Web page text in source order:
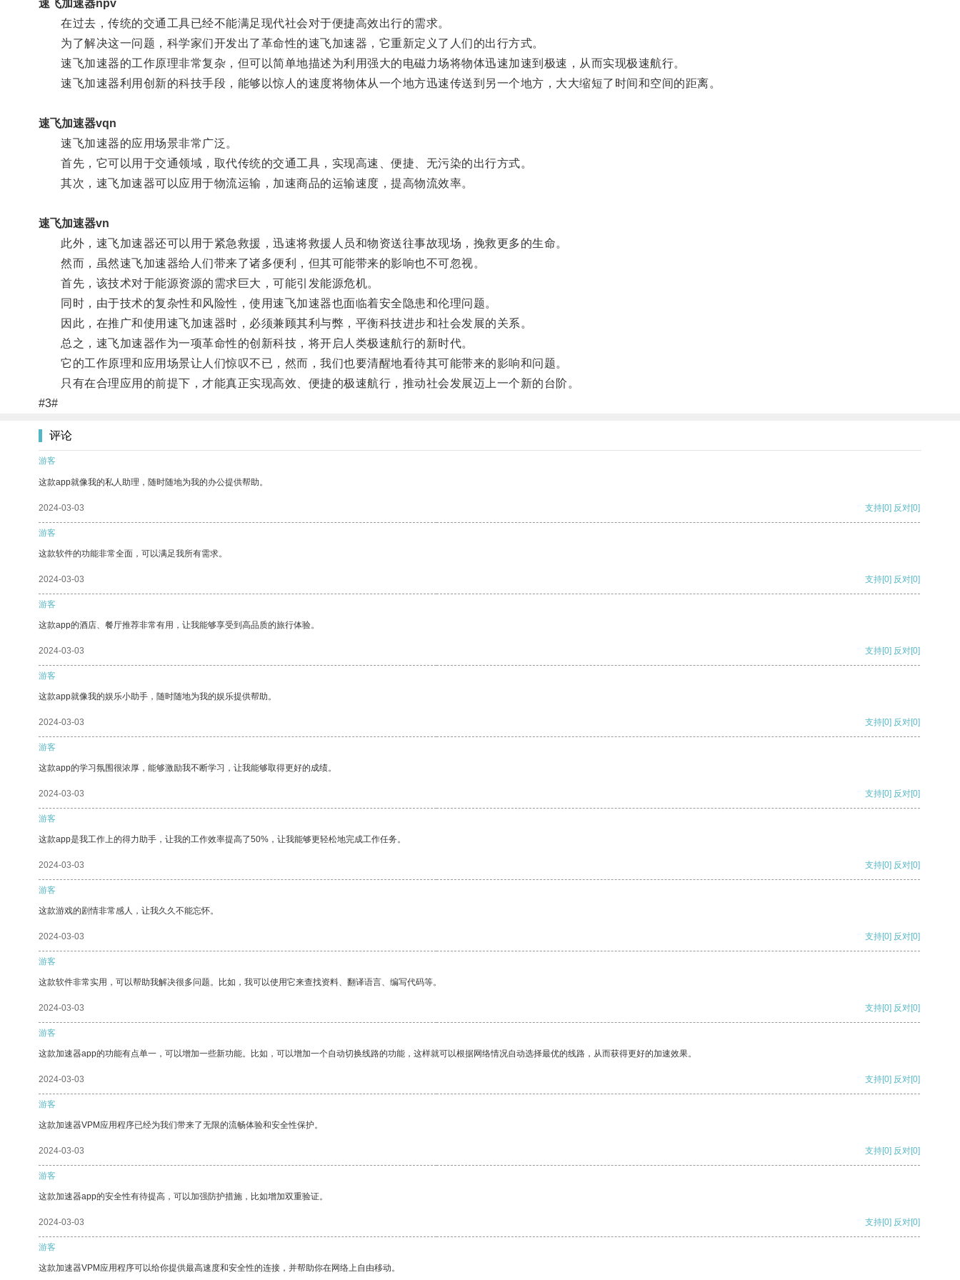
速飞加速器npv
在过去，传统的交通工具已经不能满足现代社会对于便捷高效出行的需求。
为了解决这一问题，科学家们开发出了革命性的速飞加速器，它重新定义了人们的出行方式。
速飞加速器的工作原理非常复杂，但可以简单地描述为利用强大的电磁力场将物体迅速加速到极速，从而实现极速航行。
速飞加速器利用创新的科技手段，能够以惊人的速度将物体从一个地方迅速传送到另一个地方，大大缩短了时间和空间的距离。
速飞加速器vqn
速飞加速器的应用场景非常广泛。
首先，它可以用于交通领域，取代传统的交通工具，实现高速、便捷、无污染的出行方式。
其次，速飞加速器可以应用于物流运输，加速商品的运输速度，提高物流效率。
速飞加速器vn
此外，速飞加速器还可以用于紧急救援，迅速将救援人员和物资送往事故现场，挽救更多的生命。
然而，虽然速飞加速器给人们带来了诸多便利，但其可能带来的影响也不可忽视。
首先，该技术对于能源资源的需求巨大，可能引发能源危机。
同时，由于技术的复杂性和风险性，使用速飞加速器也面临着安全隐患和伦理问题。
因此，在推广和使用速飞加速器时，必须兼顾其利与弊，平衡科技进步和社会发展的关系。
总之，速飞加速器作为一项革命性的创新科技，将开启人类极速航行的新时代。
它的工作原理和应用场景让人们惊叹不已，然而，我们也要清醒地看待其可能带来的影响和问题。
只有在合理应用的前提下，才能真正实现高效、便捷的极速航行，推动社会发展迈上一个新的台阶。
#3#
评论
游客
这款app就像我的私人助理，随时随地为我的办公提供帮助。
2024-03-03 支持[0] 反对[0]
游客
这款软件的功能非常全面，可以满足我所有需求。
2024-03-03 支持[0] 反对[0]
游客
这款app的酒店、餐厅推荐非常有用，让我能够享受到高品质的旅行体验。
2024-03-03 支持[0] 反对[0]
游客
这款app就像我的娱乐小助手，随时随地为我的娱乐提供帮助。
2024-03-03 支持[0] 反对[0]
游客
这款app的学习氛围很浓厚，能够激励我不断学习，让我能够取得更好的成绩。
2024-03-03 支持[0] 反对[0]
游客
这款app是我工作上的得力助手，让我的工作效率提高了50%，让我能够更轻松地完成工作任务。
2024-03-03 支持[0] 反对[0]
游客
这款游戏的剧情非常感人，让我久久不能忘怀。
2024-03-03 支持[0] 反对[0]
游客
这款软件非常实用，可以帮助我解决很多问题。比如，我可以使用它来查找资料、翻译语言、编写代码等。
2024-03-03 支持[0] 反对[0]
游客
这款加速器app的功能有点单一，可以增加一些新功能。比如，可以增加一个自动切换线路的功能，这样就可以根据网络情况自动选择最优的线路，从而获得更好的加速效果。
2024-03-03 支持[0] 反对[0]
游客
这款加速器VPM应用程序已经为我们带来了无限的流畅体验和安全性保护。
2024-03-03 支持[0] 反对[0]
游客
这款加速器app的安全性有待提高，可以加强防护措施，比如增加双重验证。
2024-03-03 支持[0] 反对[0]
游客
这款加速器VPM应用程序可以给你提供最高速度和安全性的连接，并帮助你在网络上自由移动。